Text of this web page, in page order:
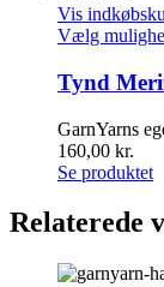
Vis
Vælg
Tynd
GarnYarns
160,00 kr.
Se produktet
Relaterede